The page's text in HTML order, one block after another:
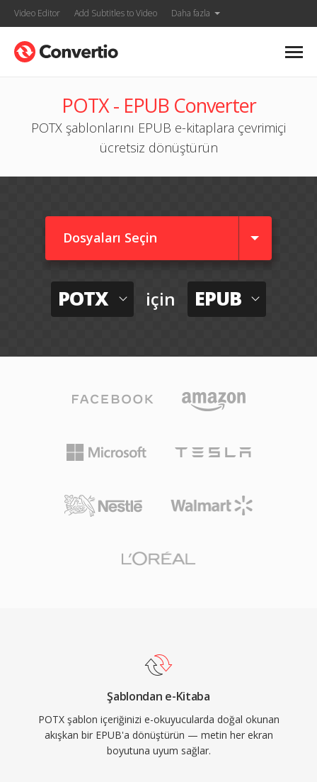
Video Editor Add Subtitles to Video Daha fazla
POTX - EPUB Converter
POTX şablonlarını EPUB e-kitaplara çevrimiçi
ücretsiz dönüştürün
Dosyaları Seçin
POTX için EPUB
Şablondan e-Kitaba
POTX şablon içeriğinizi e-okuyucularda doğal okunan
akışkan bir EPUB'a dönüştürün — metin her ekran
boyutuna uyum sağlar.